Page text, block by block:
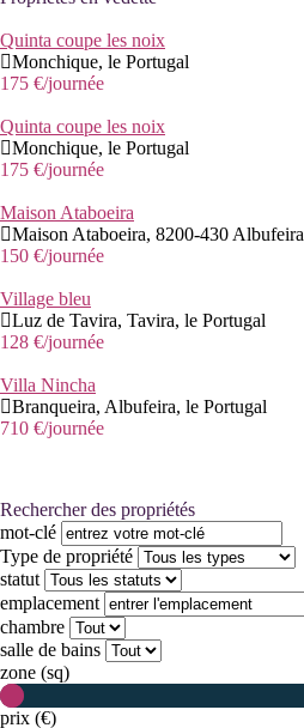
Quinta coupe les noix
Monchique, le Portugal
175 €/journée
Quinta coupe les noix
Monchique, le Portugal
175 €/journée
Maison Ataboeira
Maison Ataboeira, 8200-430 Albufeira
150 €/journée
Village bleu
Luz de Tavira, Tavira, le Portugal
128 €/journée
Villa Nincha
Branqueira, Albufeira, le Portugal
710 €/journée
Rechercher des propriétés
mot-clé
Type de propriété
statut
emplacement
chambre
salle de bains
zone (sq)
prix (€)